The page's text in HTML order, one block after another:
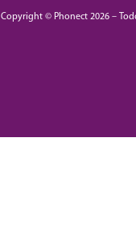
Copyright © Phonect 2026 –